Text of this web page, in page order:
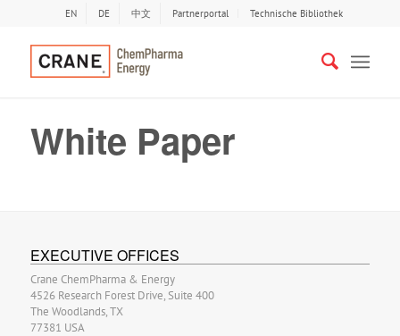
EN DE 中文 Partnerportal Technische Bibliothek
White Paper
EXECUTIVE OFFICES
Crane ChemPharma & Energy
4526 Research Forest Drive, Suite 400
The Woodlands, TX
77381 USA